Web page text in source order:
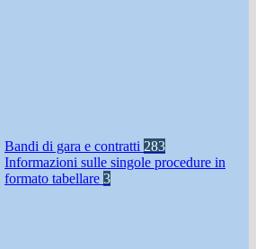
Bandi di gara e contratti 283
Informazioni sulle singole procedure in
formato tabellare 3